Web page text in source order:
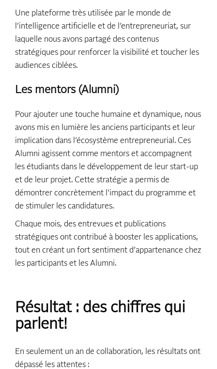
Une plateforme très utilisée par le monde de
l’intelligence artificielle et de l’entrepreneuriat, sur
laquelle nous avons partagé des contenus
stratégiques pour renforcer la visibilité et toucher les
audiences ciblées.
Les mentors (Alumni)
Pour ajouter une touche humaine et dynamique, nous
avons mis en lumière les anciens participants et leur
implication dans l’écosystème entrepreneurial. Ces
Alumni agissent comme mentors et accompagnent
les étudiants dans le développement de leur start-up
et de leur projet. Cette stratégie a permis de
démontrer concrètement l’impact du programme et
de stimuler les candidatures.
Chaque mois, des entrevues et publications
stratégiques ont contribué à booster les applications,
tout en créant un fort sentiment d’appartenance chez
les participants et les Alumni.
Résultat : des chiffres qui
parlent!
En seulement un an de collaboration, les résultats ont
dépassé les attentes :